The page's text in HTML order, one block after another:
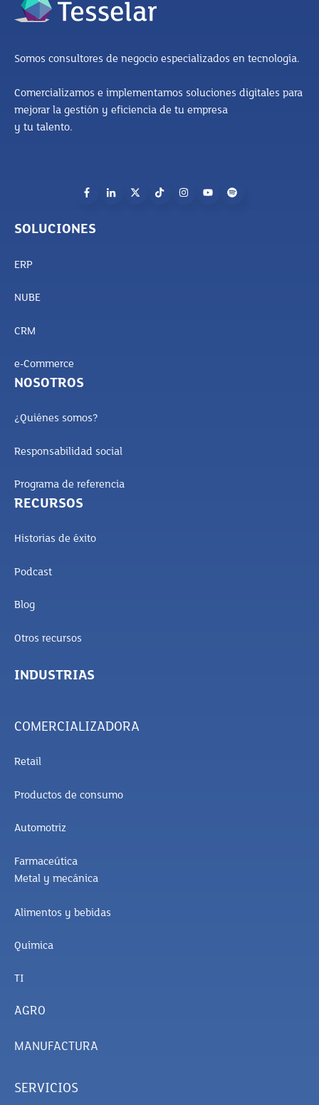
Somos consultores de negocio especializados en tecnología.
Comercializamos e implementamos soluciones digitales para
mejorar la gestión y eficiencia de tu empresa
y tu talento.
SOLUCIONES
ERP
NUBE
CRM
e-Commerce
NOSOTROS
¿Quiénes somos?
Responsabilidad social
Programa de referencia
RECURSOS
Historias de éxito
Podcast
Blog
Otros recursos
INDUSTRIAS
COMERCIALIZADORA
Retail
Productos de consumo
Automotriz
Farmaceútica
Metal y mecánica
Alimentos y bebidas
Química
TI
AGRO
MANUFACTURA
SERVICIOS